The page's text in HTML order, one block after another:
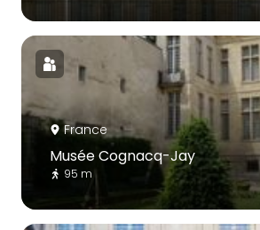
France
Musée Cognacq-Jay
95 m